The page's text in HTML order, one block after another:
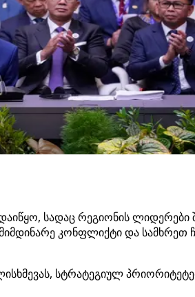
სადაც რეგიონის ლიდერები
კონფლიქტი და სამხრეთ
სტრატეგიულ